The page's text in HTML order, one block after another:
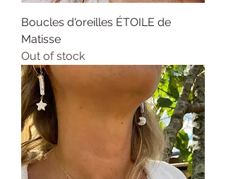
Boucles d'oreilles ÉTOILE de
Matisse
Out of stock